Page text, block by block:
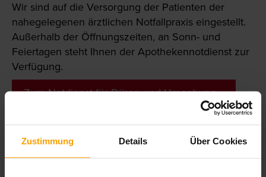
Zustimmung Details Über Cookies
Wir sind auf die Versorgung der Patienten der
nahegelegenen ärztlichen Notfallpraxis eingestellt.
Außerhalb der Öffnungszeiten, an Sonn- und
Feiertagen steht Ihnen der Apothekennotdienst zur
Verfügung.
Zum Notdienst für Düren und Umgebung »